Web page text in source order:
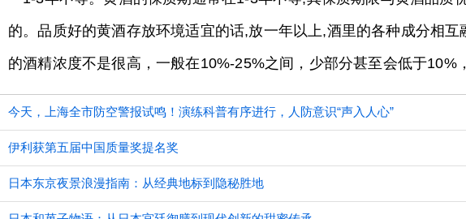
的。品质好的黄酒存放环境适宜的话,放一年以上,酒里的各种成分相
的酒精浓度不是很高，一般在10%-25%之间，少部分甚至会低于10%
今天，上海全市防空警报试鸣！演练科普有序进行，人防意识“声入人心”
伊利获第五届中国质量奖提名奖
日本东京夜景浪漫指南：从经典地标到隐秘胜地